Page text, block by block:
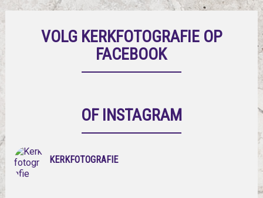
VOLG KERKFOTOGRAFIE OP
FACEBOOK
OF INSTAGRAM
KERKFOTOGRAFIE